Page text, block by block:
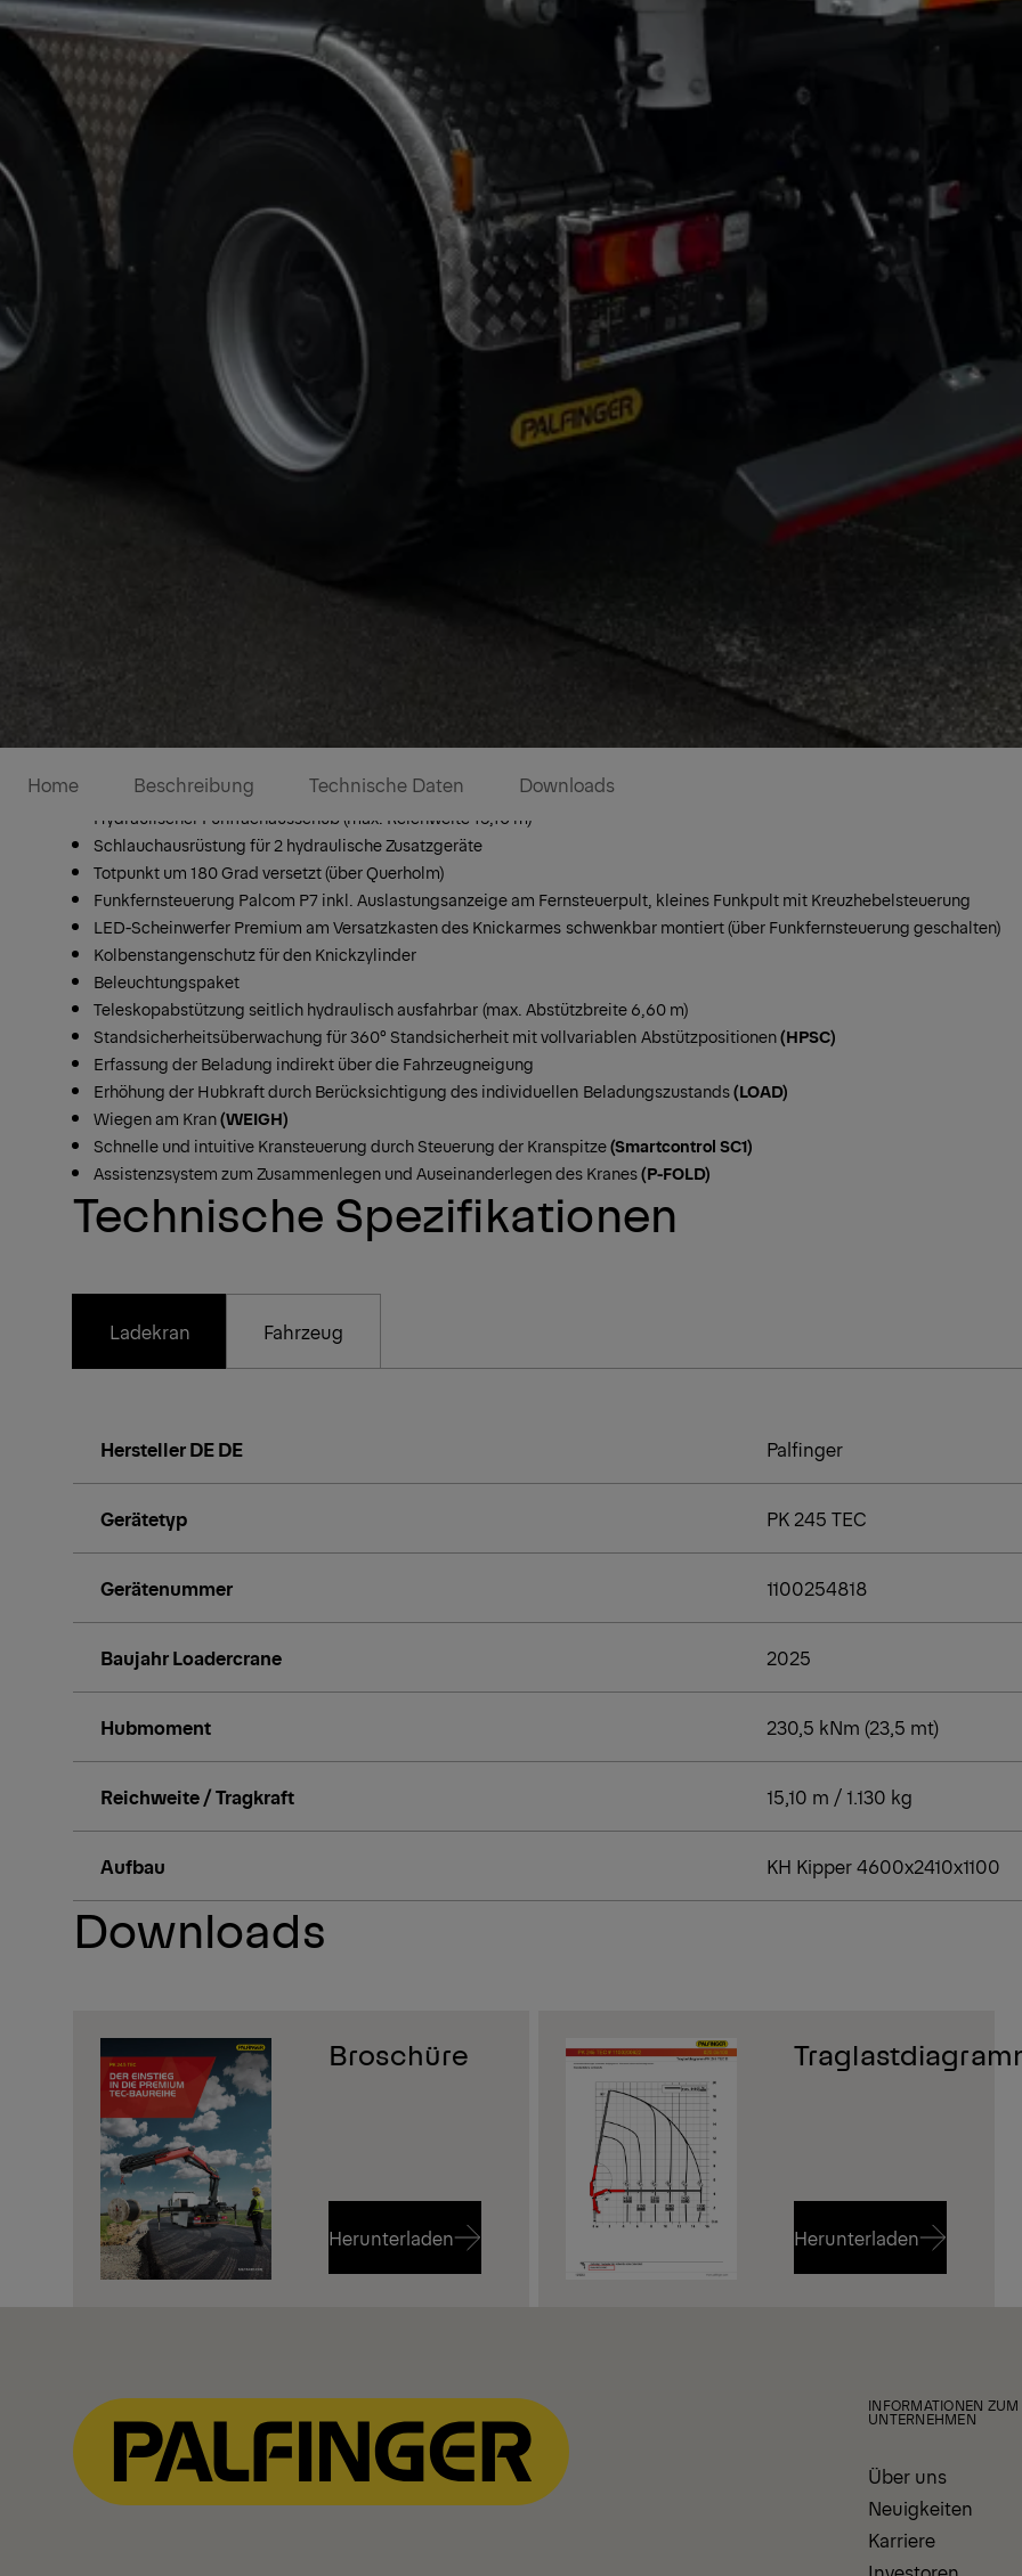
Home Beschreibung Technische Daten Downloads
PK 245 TEC Kran/Kipper
Hydraulischer Fünffachausschub (max. Reichweite 15,10 m)
Schlauchausrüstung für 2 hydraulische Zusatzgeräte
Totpunkt um 180 Grad versetzt (über Querholm)
Funkfernsteuerung Palcom P7 inkl. Auslastungsanzeigeam Fernsteuerpult, kleines Funkpult mit Kreuzhebelsteuerung
LED-Scheinwerfer Premium am Versatzkasten des Knickarmes schwenkbar montiert (über Funkfernsteuerung geschalten)
Kolbenstangenschutz für den Knickzylinder
Beleuchtungspaket
Teleskopabstützung seitlich hydraulisch ausfahrbar (max. Abstützbreite 6,60 m)
Standsicherheitsüberwachung für 360° Standsicherheit mit vollvariablen Abstützpositionen(HPSC)
Erfassung der Beladung indirekt über die Fahrzeugneigung
Erhöhung der Hubkraft durch Berücksichtigung des individuellen Beladungszustands(LOAD)
Wiegen am Kran(WEIGH)
Schnelle und intuitive Kransteuerung durch Steuerung der Kranspitze(Smartcontrol SC1)
Assistenzsystem zum Zusammenlegen und Auseinanderlegen des Kranes(P-FOLD)
Technische Spezifikationen
Ladekran Fahrzeug
Hersteller DE DE Palfinger
Gerätetyp PK 245 TEC
Gerätenummer 1100254818
Baujahr Loadercrane 2025
Hubmoment 230,5 kNm (23,5 mt)
Reichweite / Tragkraft 15,10 m / 1.130 kg
Aufbau KH Kipper 4600x2410x1100
Downloads
Broschüre
Herunterladen Herunterladen
INFORMATIONEN ZUM
UNTERNEHMEN
Über uns
Neuigkeiten
Karriere